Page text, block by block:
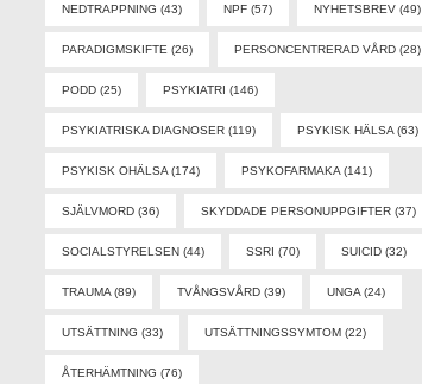
NEDTRAPPNING (43) NPF (57) NYHETSBREV (49)
PARADIGMSKIFTE (26) PERSONCENTRERAD VÅRD (28)
PODD (25) PSYKIATRI (146)
PSYKIATRISKA DIAGNOSER (119) PSYKISK HÄLSA (63)
PSYKISK OHÄLSA (174) PSYKOFARMAKA (141)
SJÄLVMORD (36) SKYDDADE PERSONUPPGIFTER (37)
SOCIALSTYRELSEN (44) SSRI (70) SUICID (32)
TRAUMA (89) TVÅNGSVÅRD (39) UNGA (24)
UTSÄTTNING (33) UTSÄTTNINGSSYMTOM (22)
ÅTERHÄMTNING (76)